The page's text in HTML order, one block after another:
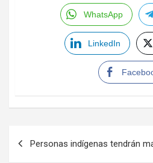
WhatsApp
LinkedIn
Personas indígenas tendrán